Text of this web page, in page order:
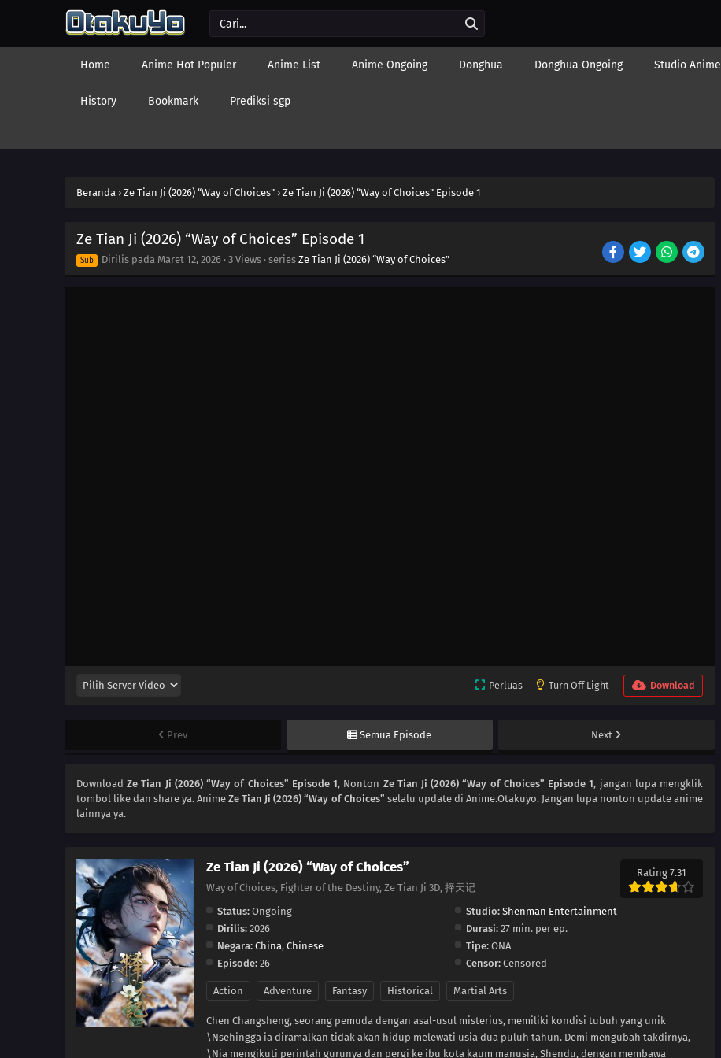
Home Anime Hot Populer Anime List Anime Ongoing Donghua Donghua Ongoing Studio Anime
History Bookmark Prediksi sgp
Beranda › Ze Tian Ji (2026) “Way of Choices” › Ze Tian Ji (2026) “Way of Choices” Episode 1
Ze Tian Ji (2026) “Way of Choices” Episode 1
Sub Dirilis pada Maret 12, 2026 · 3 Views · series Ze Tian Ji (2026) “Way of Choices”
Perluas Turn Off Light Download
Prev Semua Episode Next
DownloadZe Tian Ji (2026) “Way of Choices” Episode 1, Nonton Ze Tian Ji (2026) “Way of Choices” Episode 1, jangan lupa mengklik
tombol like dan share ya. AnimeZe Tian Ji (2026) “Way of Choices” selalu update di Anime.Otakuyo. Jangan lupa nonton update anime
lainnya ya.
Ze Tian Ji (2026) “Way of Choices”
Way of Choices, Fighter of the Destiny, Ze Tian Ji 3D, 择天记
Rating 7.31
Status: Ongoing Studio: Shenman Entertainment
Dirilis: 2026 Durasi:27 min. per ep.
Negara: China, Chinese Tipe:ONA
Episode: 26 Censor:Censored
Action Adventure Fantasy Historical Martial Arts
Chen Changsheng, seorang pemuda dengan asal-usul misterius, memiliki kondisi tubuh yang unik
\Nsehingga ia diramalkan tidak akan hidup melewati usia dua puluh tahun. Demi mengubah takdirnya,
\Nia mengikuti perintah gurunya dan pergi ke ibu kota kaum manusia, Shendu, dengan membawa